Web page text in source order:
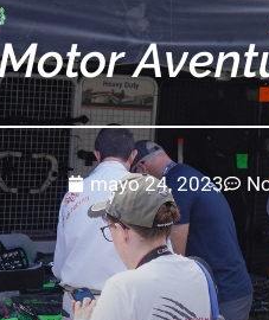
Motor
mayo 24, 2023